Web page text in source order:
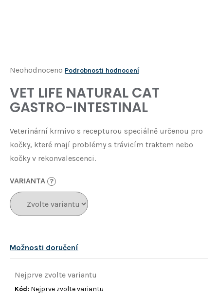
Průměrné
produktu
je
hvězdiček.
Neohodnoceno Podrobnosti hodnocení
VET LIFE NATURAL CAT
GASTRO-INTESTINAL
Veterinární krmivo s recepturou speciálně určenou pro
kočky, které mají problémy s trávicím traktem nebo
kočky v rekonvalescenci.
VARIANTA ?
Možnosti doručení
Nejprve zvolte variantu
Kód: Nejprve zvolte variantu
D
o
p
r
u
č
j
e
m
e